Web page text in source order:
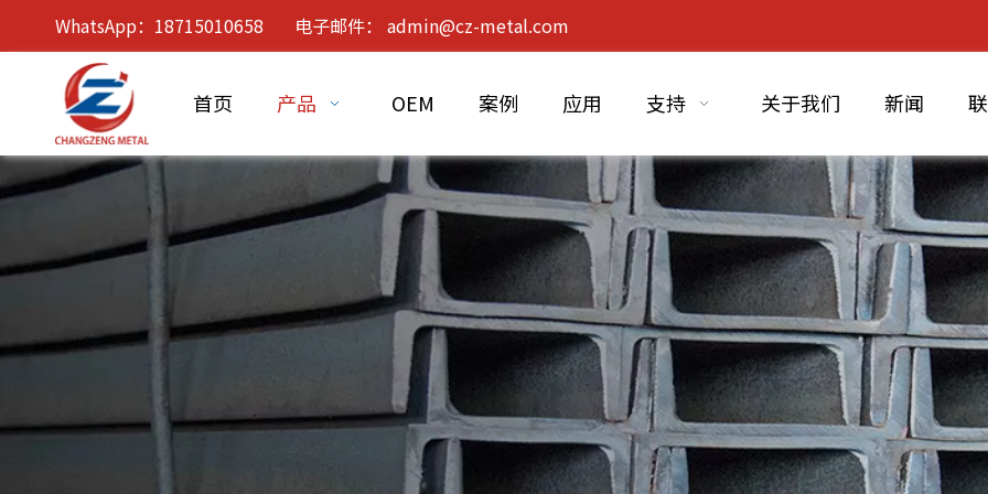
WhatsApp：18715010658 电子邮件： admin@cz-metal.com
首页 产品 OEM 案例 应用 支持 关于我们 新闻